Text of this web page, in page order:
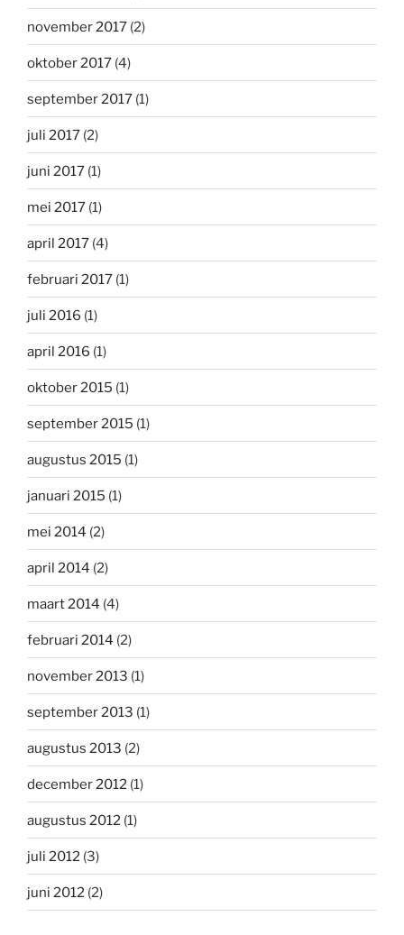
november 2017 (2)
oktober 2017 (4)
september 2017 (1)
juli 2017 (2)
juni 2017 (1)
mei 2017 (1)
april 2017 (4)
februari 2017 (1)
juli 2016 (1)
april 2016 (1)
oktober 2015 (1)
september 2015 (1)
augustus 2015 (1)
januari 2015 (1)
mei 2014 (2)
april 2014 (2)
maart 2014 (4)
februari 2014 (2)
november 2013 (1)
september 2013 (1)
augustus 2013 (2)
december 2012 (1)
augustus 2012 (1)
juli 2012 (3)
juni 2012 (2)